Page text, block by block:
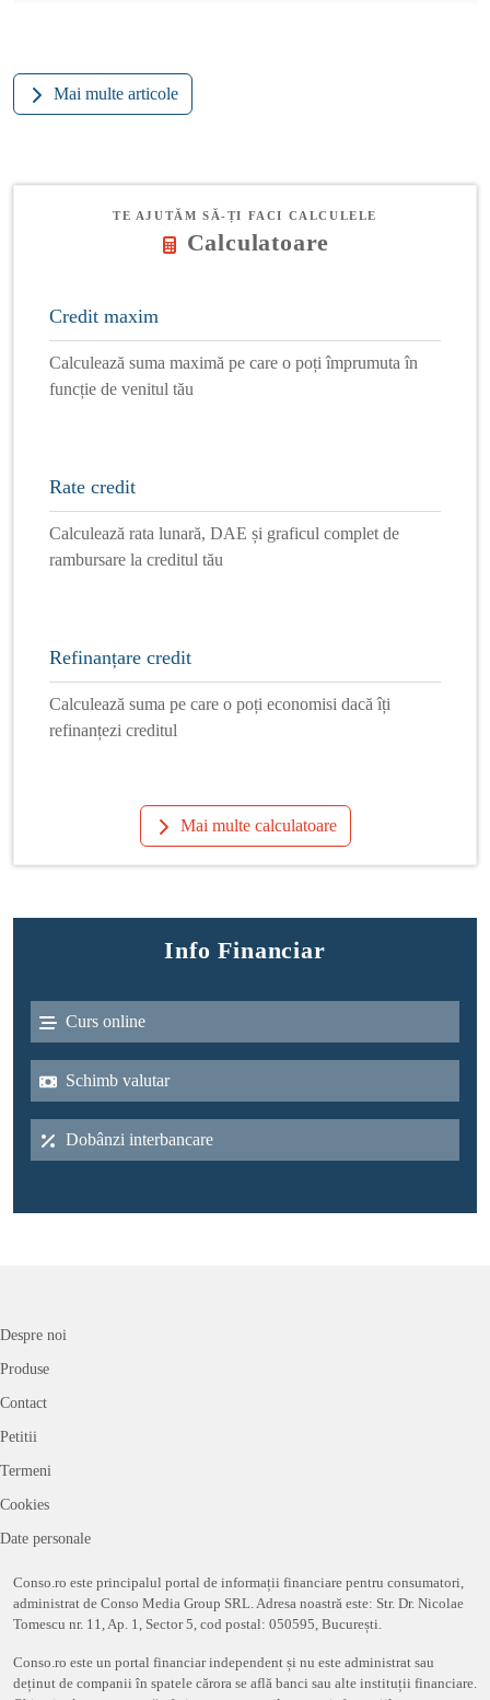
Mai multe articole
TE AJUTĂM SĂ-ȚI FACI CALCULELE
Calculatoare
Credit maxim
Calculează suma maximă pe care o poți împrumuta în
funcție de venitul tău
Rate credit
Calculează rata lunară, DAE și graficul complet de
rambursare la creditul tău
Refinanțare credit
Calculează suma pe care o poți economisi dacă îți
refinanțezi creditul
Mai multe calculatoare
Info Financiar
Curs online
Schimb valutar
Dobânzi interbancare
Despre noi
Produse
Contact
Petitii
Termeni
Cookies
Date personale
Conso.ro este principalul portal de informații financiare pentru consumatori,
administrat de Conso Media Group SRL. Adresa noastră este: Str. Dr. Nicolae
Tomescu nr. 11, Ap. 1, Sector 5, cod postal: 050595, București.
Conso.ro este un portal financiar independent și nu este administrat sau
deținut de companii în spatele cărora se află banci sau alte instituții financiare.